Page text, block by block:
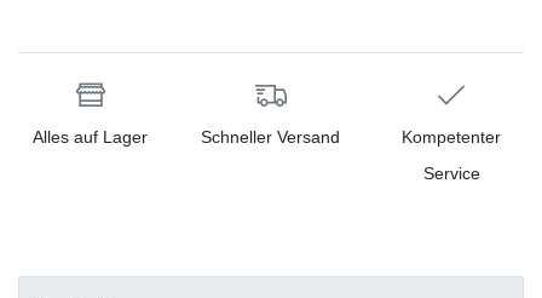
Alles auf Lager Schneller Versand
Kompetenter
Service